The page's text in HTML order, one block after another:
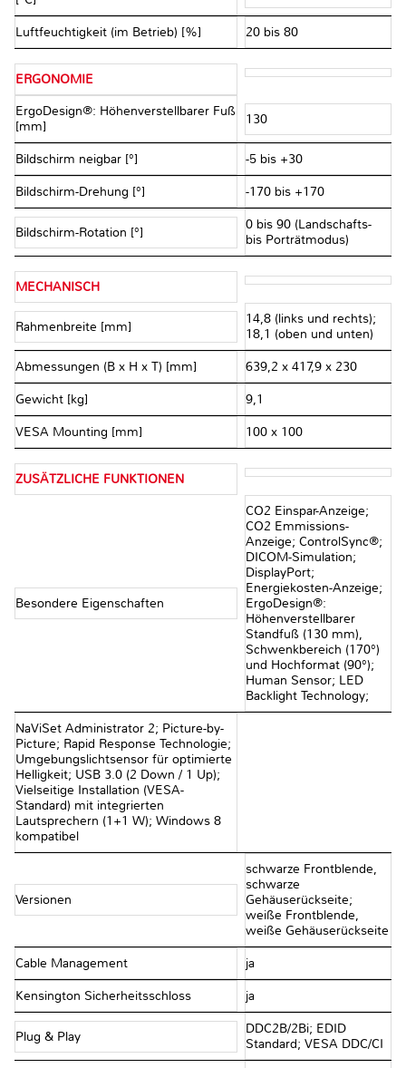
Luftfeuchtigkeit (im Betrieb) [%] 20 bis 80
ERGONOMIE
ErgoDesign®: Höhenverstellbarer Fuß
[mm]
130
Bildschirm neigbar [°] -5 bis +30
Bildschirm-Drehung [°] -170 bis +170
Bildschirm-Rotation [°]
0 bis 90 (Landschafts-
bis Porträtmodus)
MECHANISCH
Rahmenbreite [mm]
14,8 (links und rechts);
18,1 (oben und unten)
Abmessungen (B x H x T) [mm] 639,2 x 417,9 x 230
Gewicht [kg] 9,1
VESA Mounting [mm] 100 x 100
ZUSÄTZLICHE FUNKTIONEN
Besondere Eigenschaften
CO2 Einspar-Anzeige;
CO2 Emmissions-
Anzeige; ControlSync®;
DICOM-Simulation;
DisplayPort;
Energiekosten-Anzeige;
ErgoDesign®:
Höhenverstellbarer
Standfuß (130 mm),
Schwenkbereich (170°)
und Hochformat (90°);
Human Sensor; LED
Backlight Technology;
NaViSet Administrator 2; Picture-by-
Picture; Rapid Response Technologie;
Umgebungslichtsensor für optimierte
Helligkeit; USB 3.0 (2 Down / 1 Up);
Vielseitige Installation (VESA-
Standard) mit integrierten
Lautsprechern (1+1 W); Windows 8
kompatibel
Versionen
schwarze Frontblende,
schwarze
Gehäuserückseite;
weiße Frontblende,
weiße Gehäuserückseite
Cable Management ja
Kensington Sicherheitsschloss ja
Plug & Play
DDC2B/2Bi; EDID
Standard; VESA DDC/CI